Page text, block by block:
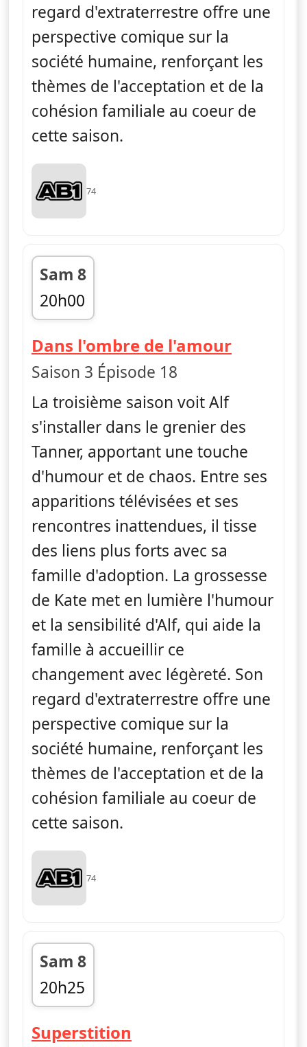
regard d'extraterrestre offre une
perspective comique sur la
société humaine, renforçant les
thèmes de l'acceptation et de la
cohésion familiale au coeur de
cette saison.
74
Sam 8
20h00
fin 20h25
Dans l'ombre de l'amour— Alf
Saison 3 Épisode 18
La troisième saison voit Alf
s'installer dans le grenier des
Tanner, apportant une touche
d'humour et de chaos. Entre ses
apparitions télévisées et ses
rencontres inattendues, il tisse
des liens plus forts avec sa
famille d'adoption. La grossesse
de Kate met en lumière l'humour
et la sensibilité d'Alf, qui aide la
famille à accueillir ce
changement avec légèreté. Son
regard d'extraterrestre offre une
perspective comique sur la
société humaine, renforçant les
thèmes de l'acceptation et de la
cohésion familiale au coeur de
cette saison.
74
Sam 8
20h25
fin 20h55
Superstition